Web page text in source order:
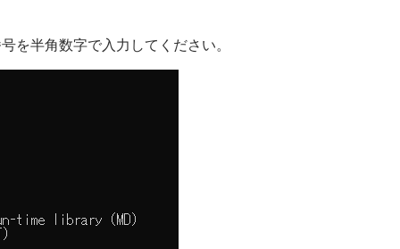
を半角数字で入力してください。